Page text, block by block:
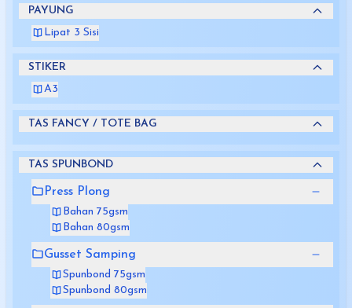
PAYUNG
Lipat 3 Sisi
STIKER
A3
TAS FANCY / TOTE BAG
TAS SPUNBOND
Press Plong
Bahan 75gsm
Bahan 80gsm
Gusset Samping
Spunbond 75gsm
Spunbond 80gsm